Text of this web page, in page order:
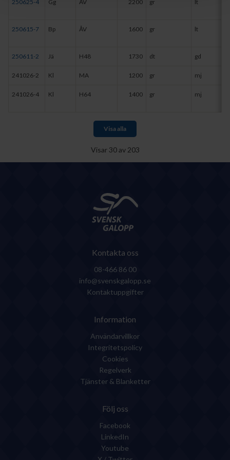
250625-4 Gg ÅV 2200 gr lt
250615-7 Bp ÅV 1600 gr lt
250611-2 Jä H48 1730 dt gd
241026-2 Kl MA 1200 gr mj
241026-4 Kl H64 1400 gr mj
Visa alla
Visar30av 203
Kontakta oss
08-466 86 00
info@svenskgalopp.se
Kontaktuppgifter
Information
Användarvillkor
Integritetspolicy
Cookies
Regelverk
Tjänster & Blanketter
Följ oss
Facebook
LinkedIn
Youtube